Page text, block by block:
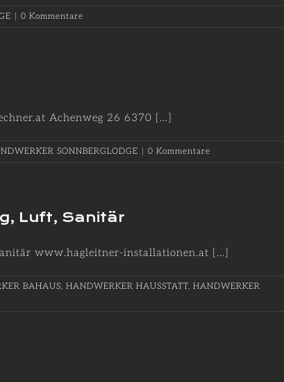
0 Kommentare
Achenweg 26 6370 [...]
SONNBERGLODGE 0 Kommentare
Luft, Sanitär
www.hagleitner-installationen.at [...]
BAHAUS, HANDWERKER HAUSSTATT, HANDWERKER